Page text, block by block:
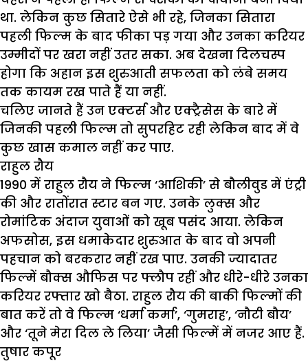
था. लेकिन कुछ सितारे ऐसे भी रहे, जिनका सितारा
पहली फिल्म के बाद फीका पड़ गया और उनका करियर
उम्मीदों पर खरा नहीं उतर सका. अब देखना दिलचस्प
होगा कि अहान इस शुरुआती सफलता को लंबे समय
तक कायम रख पाते हैं या नहीं.
चलिए जानते हैं उन एक्टर्स और एक्ट्रैसेस के बारे में
जिनकी पहली फिल्म तो सुपरहिट रही लेकिन बाद में वे
कुछ खास कमाल नहीं कर पाए.
राहुल रौय
1990 में राहुल रौय ने फिल्म ‘आशिकी’ से बौलीवुड में एंट्री
की और रातोंरात स्टार बन गए. उनके लुक्स और
रोमांटिक अंदाज युवाओं को खूब पसंद आया. लेकिन
अफसोस, इस धमाकेदार शुरुआत के बाद वो अपनी
पहचान को बरकरार नहीं रख पाए. उनकी ज्यादातर
फिल्में बौक्स औफिस पर फ्लौप रहीं और धीरे-धीरे उनका
करियर रफ्तार खो बैठा. राहुल रौय की बाकी फिल्मों की
बात करें तो वे फिल्म ‘धर्मा कर्मा’, ‘गुमराह’, ‘नौटी बौय’
और ‘तूने मेरा दिल ले लिया’ जैसी फिल्में में नजर आए हैं.
तुषार कपूर